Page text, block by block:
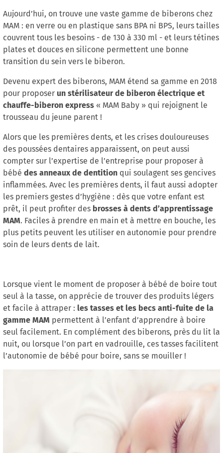
Aujourd’hui, on trouve une vaste gamme de biberons chez
MAM : en verre ou en plastique sans BPA ni BPS, leurs tailles
couvrent tous les besoins - de 130 à 330 ml - et leurs tétines
plates et douces en silicone permettent une bonne
transition du sein vers le biberon.
Devenu expert des biberons, MAM étend sa gamme en 2018
pour proposer un stérilisateur de biberon électrique et
chauffe-biberon express « MAM Baby » qui rejoignent le
trousseau du jeune parent !
Alors que les premières dents, et les crises douloureuses
des poussées dentaires apparaissent, on peut aussi
compter sur l’expertise de l’entreprise pour proposer à
bébé des anneaux de dentition qui soulagent ses gencives
inflammées. Avec les premières dents, il faut aussi adopter
les premiers gestes d’hygiène : dès que votre enfant est
prêt, il peut profiter des brosses à dents d’apprentissage
MAM. Faciles à prendre en main et à mettre en bouche, les
plus petits peuvent les utiliser en autonomie pour prendre
soin de leurs dents de lait.
Lorsque vient le moment de proposer à bébé de boire tout
seul à la tasse, on apprécie de trouver des produits légers
et facile à attraper : les tasses et les becs anti-fuite de la
gamme MAM permettent à l’enfant d’apprendre à boire
seul facilement. En complément des biberons, près du lit la
nuit, ou lorsque l’on part en vadrouille, ces tasses facilitent
l’autonomie de bébé pour boire, sans se mouiller !